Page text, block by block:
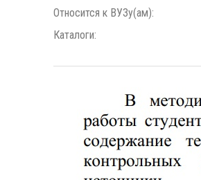
Относится к ВУЗу(ам):
Каталоги: